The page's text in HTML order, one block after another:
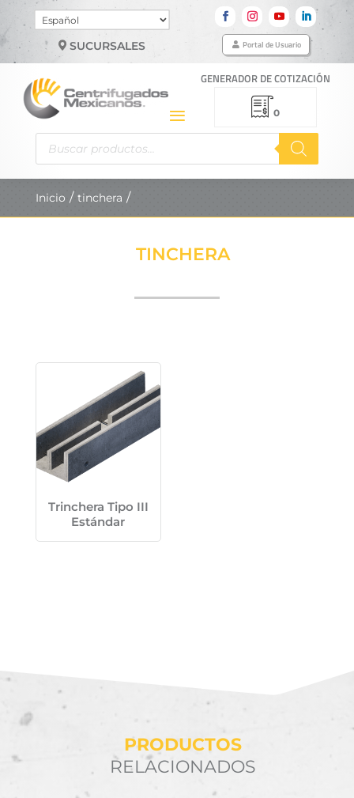
Elegir
un
idiomaSUCURSALES Portal de Usuario
GENERADOR DE COTIZACIÓN
0
Búsqueda
productos
Inicio tinchera
TINCHERA
Trinchera Tipo III
Estándar
PRODUCTOS
RELACIONADOS